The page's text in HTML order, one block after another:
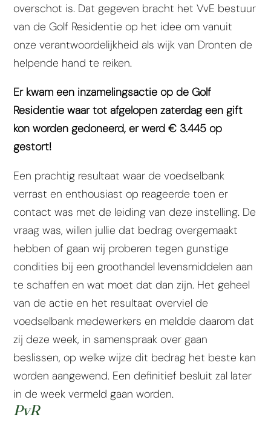
overschot is. Dat gegeven bracht het VvE bestuur
van de Golf Residentie op het idee om vanuit
onze verantwoordelijkheid als wijk van Dronten de
helpende hand te reiken.
Er kwam een inzamelingsactie op de Golf
Residentie waar tot afgelopen zaterdag een gift
kon worden gedoneerd, er werd € 3.445 op
gestort!
Een prachtig resultaat waar de voedselbank
verrast en enthousiast op reageerde toen er
contact was met de leiding van deze instelling. De
vraag was, willen jullie dat bedrag overgemaakt
hebben of gaan wij proberen tegen gunstige
condities bij een groothandel levensmiddelen aan
te schaffen en wat moet dat dan zijn. Het geheel
van de actie en het resultaat overviel de
voedselbank medewerkers en meldde daarom dat
zij deze week, in samenspraak over gaan
beslissen, op welke wijze dit bedrag het beste kan
worden aangewend. Een definitief besluit zal later
in de week vermeld gaan worden.
PvR